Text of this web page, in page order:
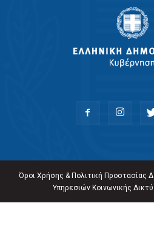
Όροι Χρήσης & Πολιτική Προστασίας
Υπηρεσιών Κοινωνικής